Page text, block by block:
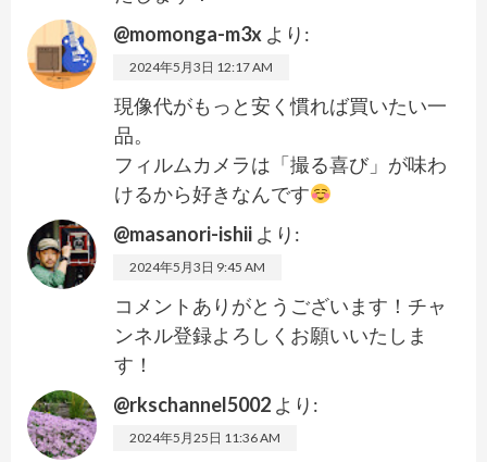
@momonga-m3x より:
2024年5月3日 12:17 AM
現像代がもっと安く慣れば買いたい一
品。
フィルムカメラは「撮る喜び」が味わ
けるから好きなんです
@masanori-ishii より:
2024年5月3日 9:45 AM
コメントありがとうございます！チャ
ンネル登録よろしくお願いいたしま
す！
@rkschannel5002 より:
2024年5月25日 11:36 AM